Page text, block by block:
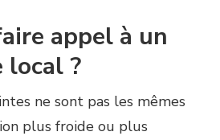
appel à un
local ?
ne sont pas les mêmes
plus froide ou plus